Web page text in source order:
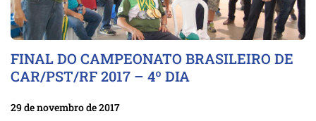
FINAL DO CAMPEONATO BRASILEIRO DE
CAR/PST/RF 2017 – 4º DIA
29 de novembro de 2017